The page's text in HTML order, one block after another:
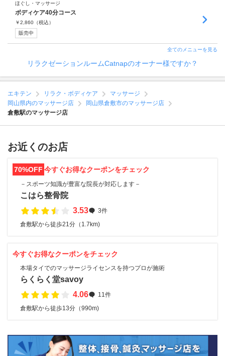
ほぐし・マッサージ
ボディケア40分コース
￥2,860 （税込）
販売中
全てのメニューを見る
リラクゼーションルームCatnapのオーナー様ですか？
エキテン リラク・ボディケア
マッサージ
岡山県内のマッサージ店
岡山県倉敷市のマッサージ店
倉敷駅のマッサージ店
お近くのお店
70%OFF 今すぐお得なクーポンをチェック
－スポーツ知識が豊富な院長が対応します－
こはら整骨院
3.53
3件
倉敷駅から徒歩21分（1.7km)
今すぐお得なクーポンをチェック
本場タイでのマッサージライセンスを持つプロが施術
らくらく堂savoy
4.06
11件
倉敷駅から徒歩13分（990m)